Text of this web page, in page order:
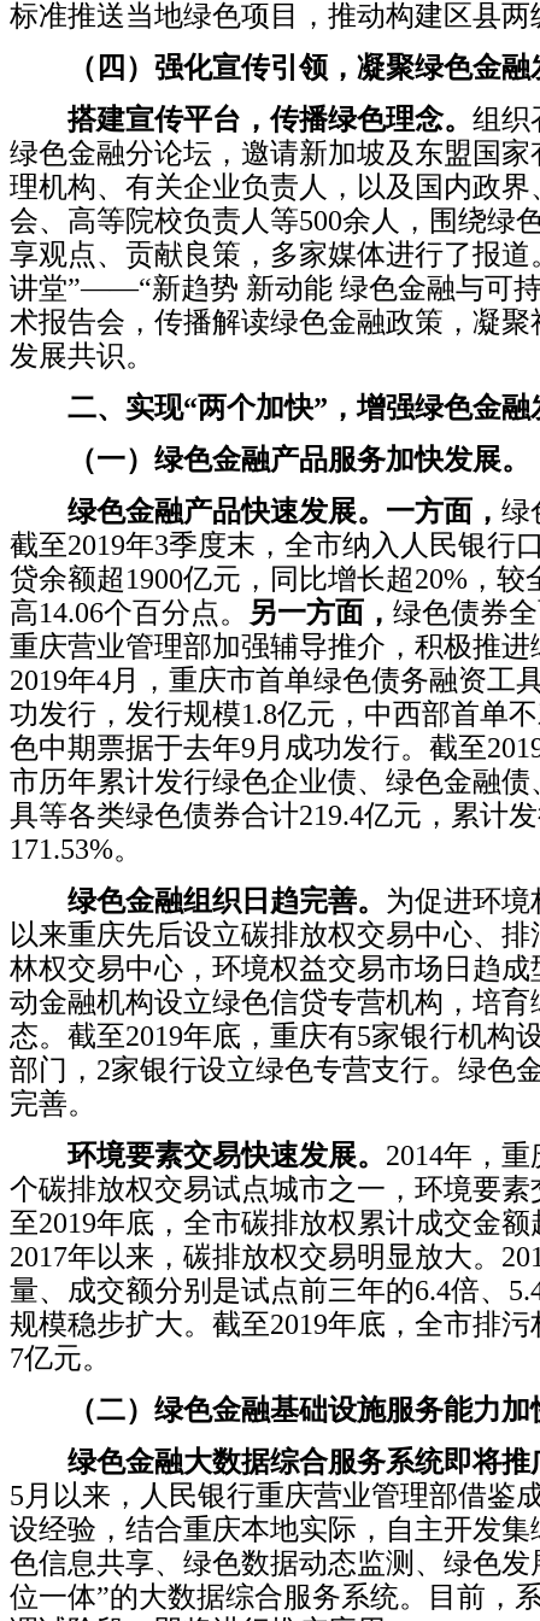
标准推送当地绿色项目，推动构建区县
（四）强化宣传引领，凝聚绿色金
搭建宣传平台，传播绿色理念。 组织
绿色金融分论坛，邀请新加坡及东盟国
理机构、有关企业负责人，以及国内政
会、高等院校负责人等500余人，围绕绿
享观点、贡献良策，多家媒体进行了报道
讲堂”——“新趋势 新动能 绿色金融与可
术报告会，传播解读绿色金融政策，凝
发展共识。
二、实现“两个加快”，增强绿色金融
（一）绿色金融产品服务加快发展。
绿色金融产品快速发展。 一方面， 绿
截至2019年3季度末，全市纳入人民银行
贷余额超1900亿元，同比增长超20%，较
高14.06个百分点。
另一方面， 绿色债券
重庆营业管理部加强辅导推介，积极推
2019年4月，重庆市首单绿色债务融资工
功发行，发行规模1.8亿元，中西部首单
色中期票据于去年9月成功发行。 截至
市历年累计发行绿色企业债、绿色金融
具等各类绿色债券合计219.4亿元，累计
171.53%。
绿色金融组织日趋完善。 为促进环境
以来重庆先后设立碳排放权交易中心、
林权交易中心，环境权益交易市场日趋成
动金融机构设立绿色信贷专营机构，培
态。 截至2019年底，重庆有5家银行机构
部门，2家银行设立绿色专营支行。 绿色
完善。
环境要素交易快速发展。 2014年，
个碳排放权交易试点城市之一，环境要
至2019年底，全市碳排放权累计成交金额
2017年以来，碳排放权交易明显放大。
量、成交额分别是试点前三年的6.4倍、
规模稳步扩大。 截至2019年底，全市排
7亿元。
（二）绿色金融基础设施服务能力加
绿色金融大数据综合服务系统即将推
5月以来，人民银行重庆营业管理部借鉴
设经验，结合重庆本地实际，自主开发
色信息共享、绿色数据动态监测、绿色发
位一体”的大数据综合服务系统。
目前，